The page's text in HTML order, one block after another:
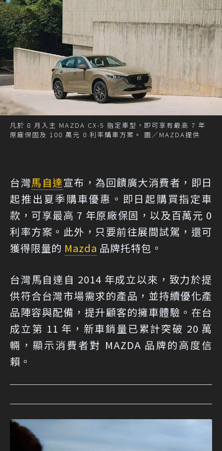
凡於 8 月入主 MAZDA CX-5 指定車型，即可享有最高 7 年
原廠保固及 100 萬元 0 利率購車方案。 圖／MAZDA提供
台灣馬自達宣布，為回饋廣大消費者，即日
起推出夏季購車優惠。即日起購買指定車
款，可享最高 7 年原廠保固，以及百萬元 0
利率方案。此外，只要前往展間試駕，還可
獲得限量的 Mazda 品牌托特包。
台灣馬自達自 2014 年成立以來，致力於提
供符合台灣市場需求的產品，並持續優化產
品陣容與配備，提升顧客的擁車體驗。在台
成立第 11 年，新車銷量已累計突破 20 萬
輛，顯示消費者對 MAZDA 品牌的高度信
賴。